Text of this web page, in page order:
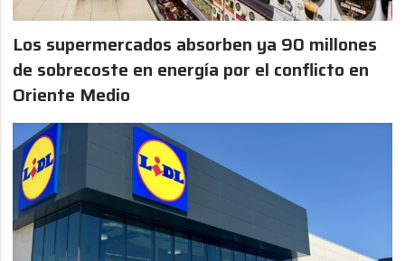
Los supermercados absorben ya 90 millones
de sobrecoste en energía por el conflicto en
Oriente Medio